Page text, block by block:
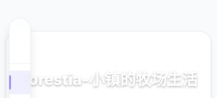
Forestia-小镇的牧场生活